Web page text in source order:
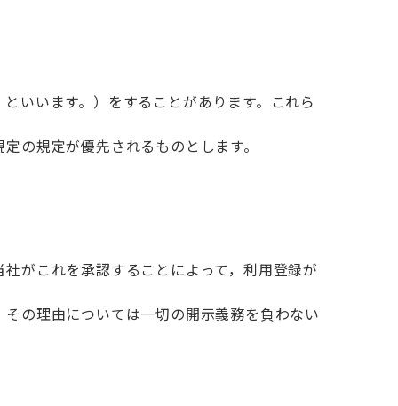
いいます。）をすることがあります。これら
の規定が優先されるものとします。
がこれを承認することによって，利用登録が
の理由については一切の開示義務を負わない